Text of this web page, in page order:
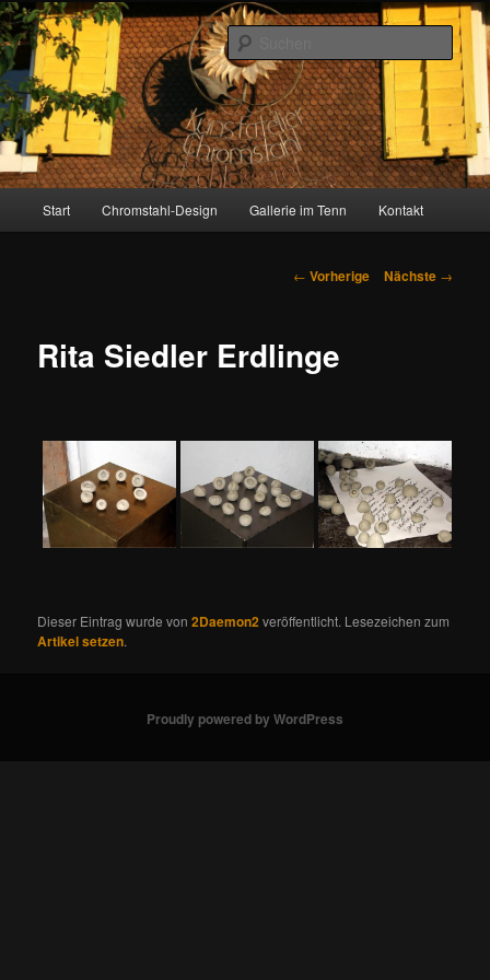
Zum
Inhalt
wechseln
Gallerie im Tenn
Start Chromstahl-Design Gallerie im Tenn Kontakt
Artikelnavigation
← Vorherige Nächste →
Rita Siedler Erdlinge
Dieser Eintrag wurde von2Daemon2veröffentlicht. Lesezeichen zum
Artikel setzen.
Proudly powered by WordPress